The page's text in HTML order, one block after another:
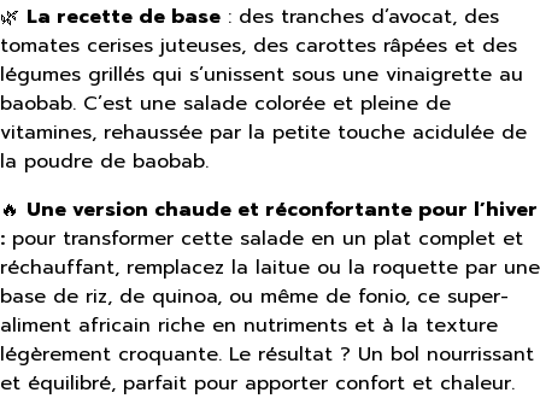
🌿 La recette de base : des tranches d’avocat, des
tomates cerises juteuses, des carottes râpées et des
légumes grillés qui s’unissent sous une vinaigrette au
baobab. C’est une salade colorée et pleine de
vitamines, rehaussée par la petite touche acidulée de
la poudre de baobab.
🔥 Une version chaude et réconfortante pour l’hiver
: pour transformer cette salade en un plat complet et
réchauffant, remplacez la laitue ou la roquette par une
base de riz, de quinoa, ou même de fonio, ce super-
aliment africain riche en nutriments et à la texture
légèrement croquante. Le résultat ? Un bol nourrissant
et équilibré, parfait pour apporter confort et chaleur.